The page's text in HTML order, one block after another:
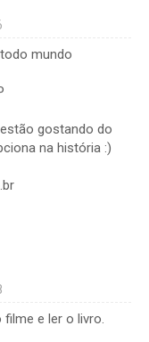
mundo
gostando do
na história :)
e ler o livro.